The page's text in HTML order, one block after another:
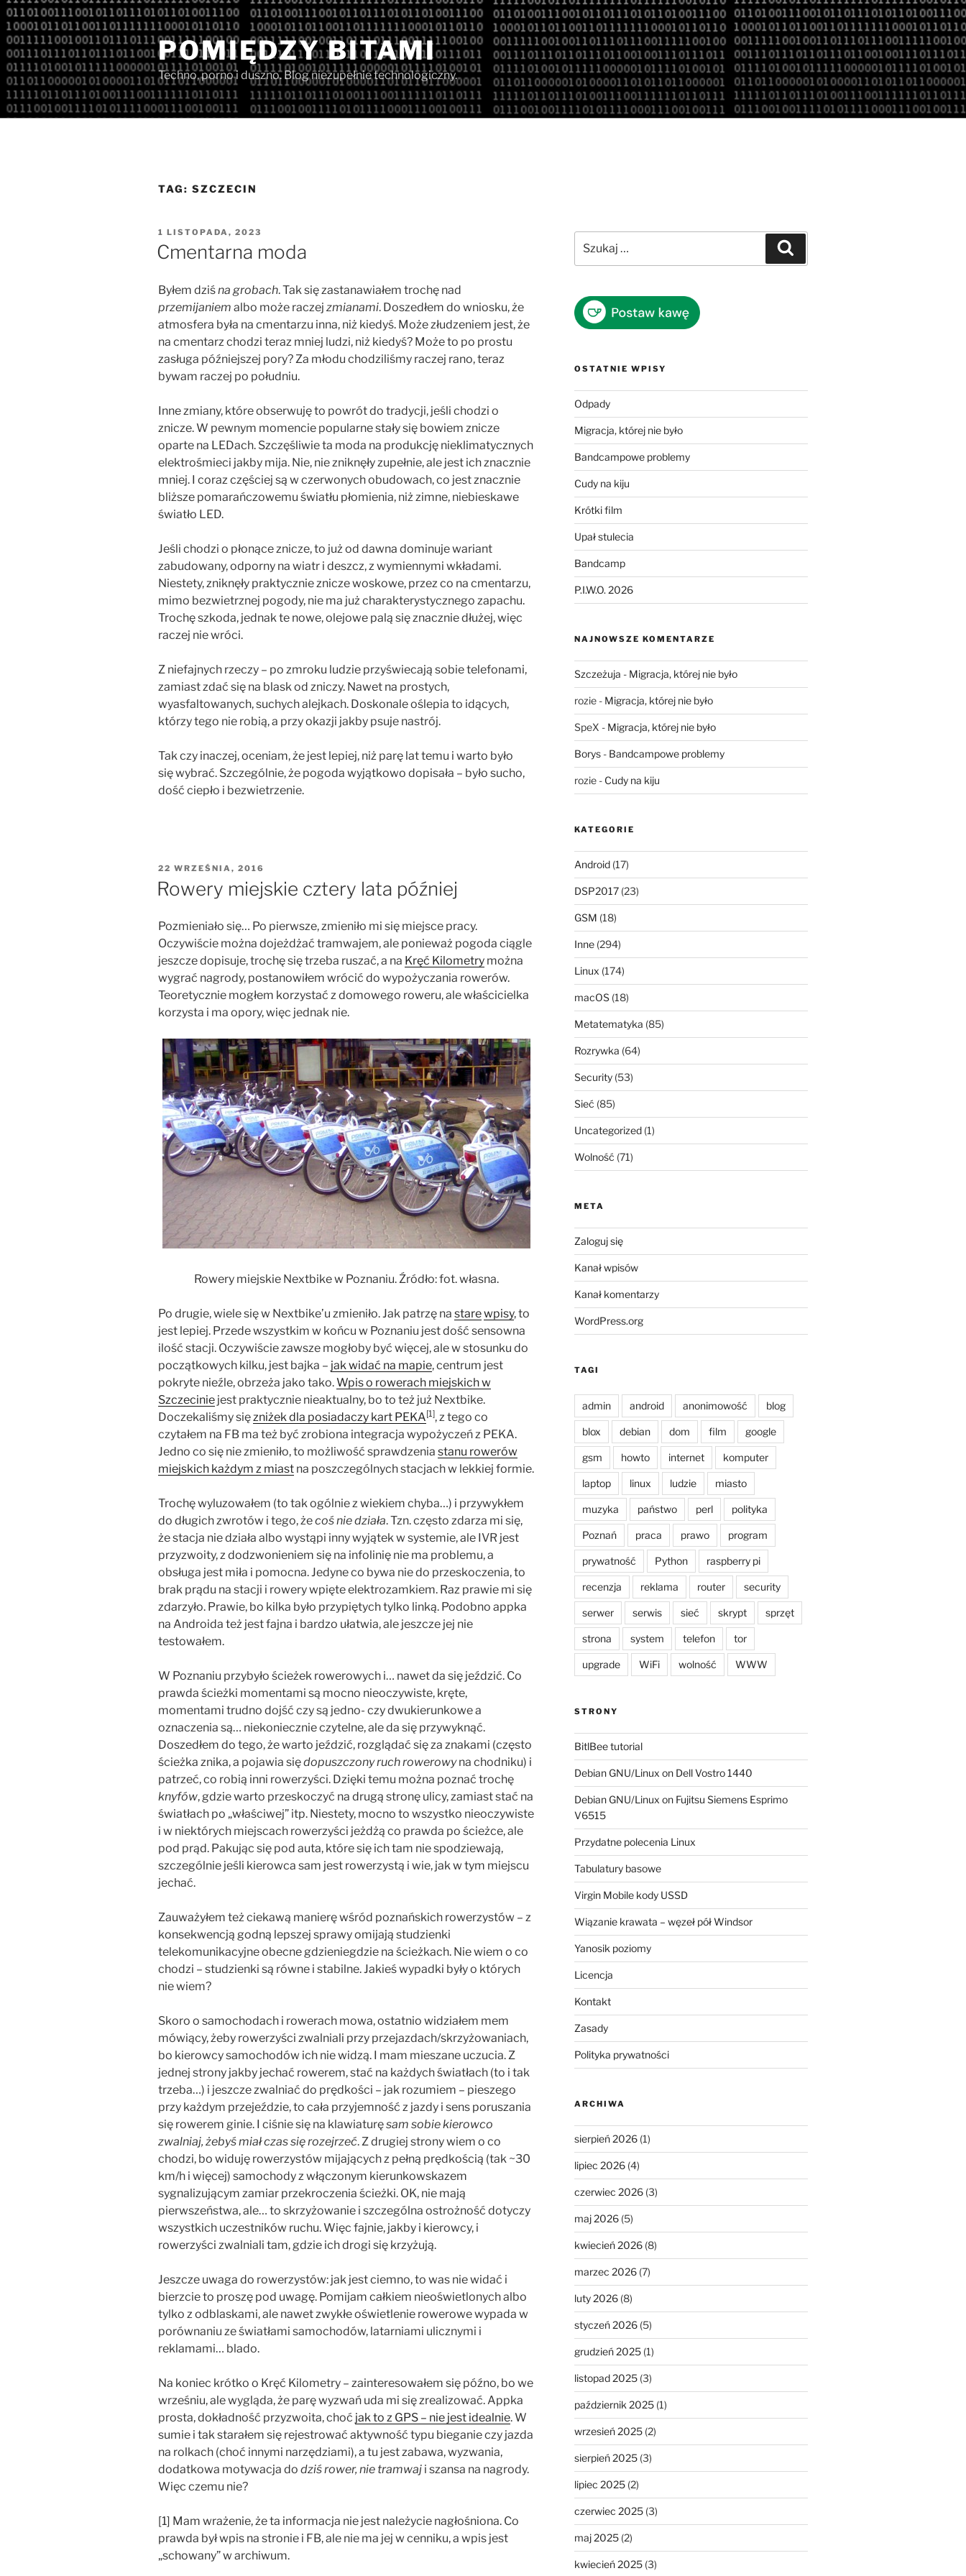
Przejdź
do
treści
POMIĘDZY BITAMI
Techno, porno i duszno. Blog niezupełnie technologiczny.
TAG: SZCZECIN
OPUBLIKOWANE
W
1 LISTOPADA, 2023
Cmentarna moda
Byłem dziśna grobach. Tak się zastanawiałem trochę nad
przemijaniem albo może raczej zmianami. Doszedłem do wniosku, że
atmosfera była na cmentarzu inna, niż kiedyś. Może złudzeniem jest, że
na cmentarz chodzi teraz mniej ludzi, niż kiedyś? Może to po prostu
zasługa późniejszej pory? Za młodu chodziliśmy raczej rano, teraz
bywam raczej po południu.
Inne zmiany, które obserwuję to powrót do tradycji, jeśli chodzi o
znicze. W pewnym momencie popularne stały się bowiem znicze
oparte na LEDach. Szczęśliwie ta moda na produkcję nieklimatycznych
elektrośmieci jakby mija. Nie, nie zniknęły zupełnie, ale jest ich znacznie
mniej. I coraz częściej są w czerwonych obudowach, co jest znacznie
bliższe pomarańczowemu światłu płomienia, niż zimne, niebieskawe
światło LED.
Jeśli chodzi o płonące znicze, to już od dawna dominuje wariant
zabudowany, odporny na wiatr i deszcz, z wymiennymi wkładami.
Niestety, zniknęły praktycznie znicze woskowe, przez co na cmentarzu,
mimo bezwietrznej pogody, nie ma już charakterystycznego zapachu.
Trochę szkoda, jednak te nowe, olejowe palą się znacznie dłużej, więc
raczej nie wróci.
Z niefajnych rzeczy – po zmroku ludzie przyświecają sobie telefonami,
zamiast zdać się na blask od zniczy. Nawet na prostych,
wyasfaltowanych, suchych alejkach. Doskonale oślepia to idących,
którzy tego nie robią, a przy okazji jakby psuje nastrój.
Tak czy inaczej, oceniam, że jest lepiej, niż parę lat temu i warto było
się wybrać. Szczególnie, że pogoda wyjątkowo dopisała – było sucho,
dość ciepło i bezwietrzenie.
OPUBLIKOWANE
22 WRZEŚNIA, 2016
Rowery miejskie cztery lata później
Pozmieniało się… Po pierwsze, zmieniło mi się miejsce pracy.
Oczywiście można dojeżdżać tramwajem, ale ponieważ pogoda ciągle
jeszcze dopisuje, trochę się trzeba ruszać, a na Kręć Kilometry można
wygrać nagrody, postanowiłem wrócić do wypożyczania rowerów.
Teoretycznie mogłem korzystać z domowego roweru, ale właścicielka
korzysta i ma opory, więc jednak nie.
Rowery miejskie Nextbike w Poznaniu. Źródło: fot. własna.
Po drugie, wiele się w Nextbike’u zmieniło. Jak patrzę na starewpisy, to
jest lepiej. Przede wszystkim w końcu w Poznaniu jest dość sensowna
ilość stacji. Oczywiście zawsze mogłoby być więcej, ale w stosunku do
początkowych kilku, jest bajka – jak widać na mapie, centrum jest
pokryte nieźle, obrzeża jako tako.Wpis o rowerach miejskich w
Szczecinie jest praktycznie nieaktualny, bo to też już Nextbike.
Doczekaliśmy sięzniżek dla posiadaczy kart PEKA[1], z tego co
czytałem na FB ma też być zrobiona integracja wypożyczeń z PEKA.
Jedno co się nie zmieniło, to możliwość sprawdzenia stanu rowerów
miejskich każdym z miast na poszczególnych stacjach w lekkiej formie.
Trochę wyluzowałem (to tak ogólnie z wiekiem chyba…) i przywykłem
do długich zwrotów i tego, żecoś nie działa. Tzn. często zdarza mi się,
że stacja nie działa albo wystąpi inny wyjątek w systemie, ale IVR jest
przyzwoity, z dodzwonieniem się na infolinię nie ma problemu, a
obsługa jest miła i pomocna. Jedyne co bywa nie do przeskoczenia, to
brak prądu na stacji i rowery wpięte elektrozamkiem. Raz prawie mi się
zdarzyło. Prawie, bo kilka było przypiętych tylko linką. Podobno appka
na Androida też jest fajna i bardzo ułatwia, ale jeszcze jej nie
testowałem.
W Poznaniu przybyło ścieżek rowerowych i… nawet da się jeździć. Co
prawda ścieżki momentami są mocno nieoczywiste, kręte,
momentami trudno dojść czy są jedno- czy dwukierunkowe a
oznaczenia są… niekoniecznie czytelne, ale da się przywyknąć.
Doszedłem do tego, że warto jeździć, rozglądać się za znakami (często
ścieżka znika, a pojawia siędopuszczony ruch rowerowyna chodniku) i
patrzeć, co robią inni rowerzyści. Dzięki temu można poznać trochę
knyfów, gdzie warto przeskoczyć na drugą stronę ulicy, zamiast stać na
światłach po „właściwej” itp. Niestety, mocno to wszystko nieoczywiste
i w niektórych miejscach rowerzyści jeżdżą co prawda po ścieżce, ale
pod prąd. Pakując się pod auta, które się ich tam nie spodziewają,
szczególnie jeśli kierowca sam jest rowerzystą i wie, jak w tym miejscu
jechać.
Zauważyłem też ciekawą manierę wśród poznańskich rowerzystów – z
konsekwencją godną lepszej sprawy omijają studzienki
telekomunikacyjne obecne gdzieniegdzie na ścieżkach. Nie wiem o co
chodzi – studzienki są równe i stabilne. Jakieś wypadki były o których
nie wiem?
Skoro o samochodach i rowerach mowa, ostatnio widziałem mem
mówiący, żeby rowerzyści zwalniali przy przejazdach/skrzyżowaniach,
bo kierowcy samochodów ich nie widzą. I mam mieszane uczucia. Z
jednej strony jakby jechać rowerem, stać na każdych światłach (to i tak
trzeba…) i jeszcze zwalniać do prędkości – jak rozumiem – pieszego
przy każdym przejeździe, to cała przyjemność z jazdy i sens poruszania
się rowerem ginie. I ciśnie się na klawiaturęsam sobie kierowco
zwalniaj, żebyś miał czas się rozejrzeć. Z drugiej strony wiem o co
chodzi, bo widuję rowerzystów mijających z pełną prędkością (tak ~30
km/h i więcej) samochody z włączonym kierunkowskazem
sygnalizującym zamiar przekroczenia ścieżki. OK, nie mają
pierwszeństwa, ale… to skrzyżowanie i szczególna ostrożność dotyczy
wszystkich uczestników ruchu. Więc fajnie, jakby i kierowcy, i
rowerzyści zwalniali tam, gdzie ich drogi się krzyżują.
Jeszcze uwaga do rowerzystów: jak jest ciemno, to was nie widać i
bierzcie to proszę pod uwagę. Pomijam całkiem nieoświetlonych albo
tylko z odblaskami, ale nawet zwykłe oświetlenie rowerowe wypada w
porównaniu ze światłami samochodów, latarniami ulicznymi i
reklamami… blado.
Na koniec krótko o Kręć Kilometry – zainteresowałem się późno, bo we
wrześniu, ale wygląda, że parę wyzwań uda mi się zrealizować. Appka
prosta, dokładność przyzwoita, choć jak to z GPS – nie jest idealnie. W
sumie i tak starałem się rejestrować aktywność typu bieganie czy jazda
na rolkach (choć innymi narzędziami), a tu jest zabawa, wyzwania,
dodatkowa motywacja do dziś rower, nie tramwaj i szansa na nagrody.
Więc czemu nie?
[1] Mam wrażenie, że ta informacja nie jest należycie nagłośniona. Co
prawda był wpis na stronie i FB, ale nie ma jej w cenniku, a wpis jest
„schowany” w archiwum.
OSTATNIE WPISY
Odpady
Migracja, której nie było
Bandcampowe problemy
Cudy na kiju
Krótki film
Upał stulecia
Bandcamp
P.I.W.O. 2026
NAJNOWSZE KOMENTARZE
Szczeżuja - Migracja, której nie było
rozie- Migracja, której nie było
SpeX - Migracja, której nie było
Borys- Bandcampowe problemy
rozie- Cudy na kiju
KATEGORIE
Android(17)
DSP2017(23)
GSM (18)
Inne(294)
Linux (174)
macOS(18)
Metatematyka (85)
Rozrywka (64)
Security(53)
Sieć (85)
Uncategorized(1)
Wolność (71)
META
Zaloguj się
Kanał wpisów
Kanał komentarzy
WordPress.org
TAGI
admin android anonimowość blog
blox debian dom film google
gsm howto internet komputer
laptop linux ludzie miasto
muzyka państwo perl polityka
Poznań praca prawo program
prywatność Python raspberry pi
recenzja reklama router security
serwer serwis sieć skrypt sprzęt
strona system telefon tor
upgrade WiFi wolność WWW
STRONY
BitlBee tutorial
Debian GNU/Linux on Dell Vostro 1440
Debian GNU/Linux on Fujitsu Siemens Esprimo
V6515
Przydatne polecenia Linux
Tabulatury basowe
Virgin Mobile kody USSD
Wiązanie krawata – węzeł pół Windsor
Yanosik poziomy
Licencja
Kontakt
Zasady
Polityka prywatności
ARCHIWA
sierpień 2026(1)
lipiec 2026(4)
czerwiec 2026(3)
maj 2026(5)
kwiecień 2026(8)
marzec 2026(7)
luty 2026(8)
styczeń 2026(5)
grudzień 2025(1)
listopad 2025(3)
październik 2025(1)
wrzesień 2025(2)
sierpień 2025(3)
lipiec 2025(2)
czerwiec 2025(3)
maj 2025(2)
kwiecień 2025(3)